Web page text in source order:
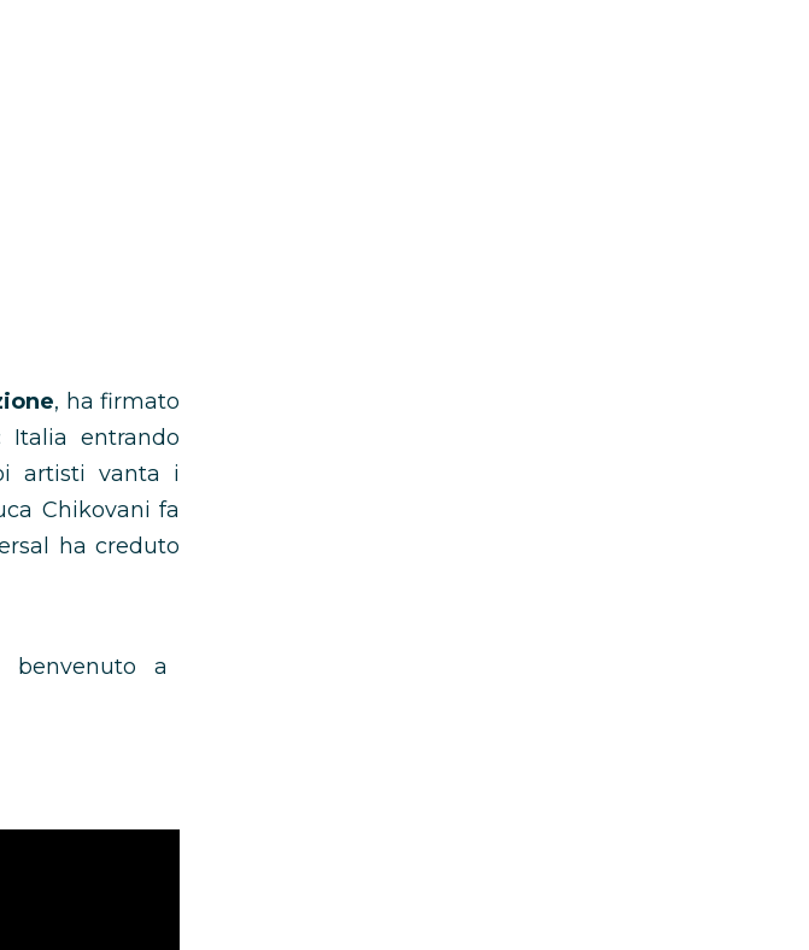
, ha firmato
Italia entrando
artisti vanta i
Chikovani fa
ha creduto
a